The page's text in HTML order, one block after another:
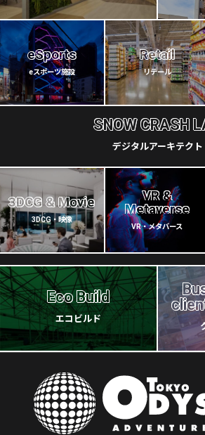
eSports
eスポーツ施設
Retail
リテール
SNOW CRASH
デジタルアーキテクト
3DCG & Movie
3DCG・映像
VR &
Metaverse
VR・メタバース
Eco Build
エコビルド